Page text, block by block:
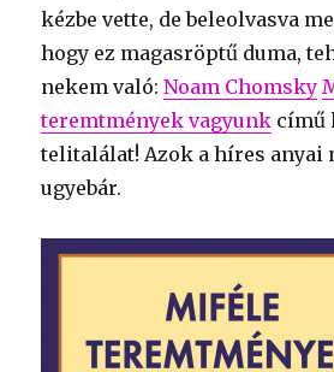
kézbe vette, de beleolvasva
hogy ez magasröptű duma,
nekem való:Noam Chomsky
teremtmények vagyunk című
telitalálat! Azok a híres anyai
ugyebár.